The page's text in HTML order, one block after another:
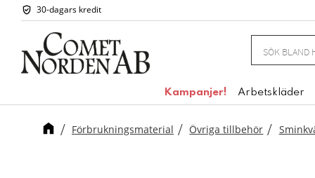
30-dagars kredit
Kampanjer! Arbetskläder
Förbrukningsmaterial Övriga tillbehör